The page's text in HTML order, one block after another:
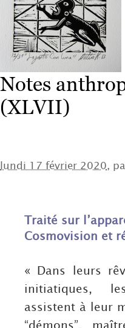
Notes
(XLVII)
lundi 17 février 2020,
Traité sur
Cosmovision et
« Dans leurs
initiatiques,
assistent à leur
“démons”,